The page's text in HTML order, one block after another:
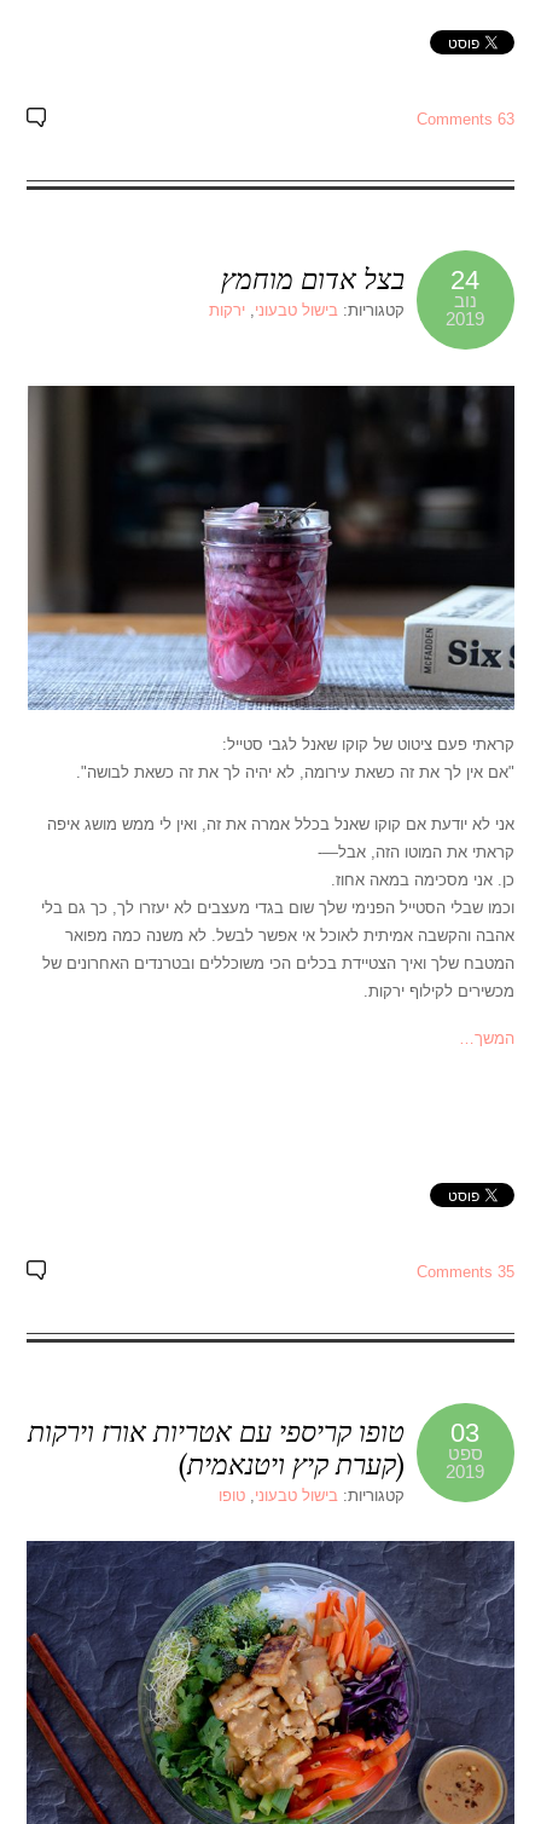
63 Comments
24
נוב
2019
בצל אדום מוחמץ
קטגוריות: בישול טבעוני ,ירקות
קראתי פעם ציטוט של קוקו שאנל לגבי סטייל:
"אם אין לך את זה כשאת עירומה, לא יהיה לך את זה כשאת לבושה".
אני לא יודעת אם קוקו שאנל בכלל אמרה את זה, ואין לי ממש מושג איפה
קראתי את המוטו הזה, אבל—-
כן. אני מסכימה במאה אחוז.
וכמו שבלי הסטייל הפנימי שלך שום בגדי מעצבים לא יעזרו לך, כך גם בלי
אהבה והקשבה אמיתית לאוכל אי אפשר לבשל. לא משנה כמה מפואר
המטבח שלך ואיך הצטיידת בכלים הכי משוכללים ובטרנדים האחרונים של
מכשירים לקילוף ירקות.
המשך…
35 Comments
03
ספט
2019
טופו קריספי עם אטריות אורז וירקות
(קערת קיץ ויטנאמית)
קטגוריות: בישול טבעוני ,טופו